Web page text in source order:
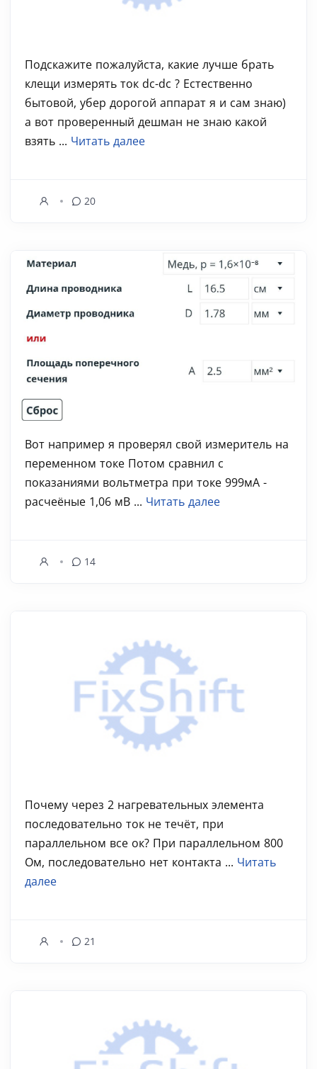
Подскажите пожалуйста, какие лучше брать
клещи измерять ток dc-dc ? Естественно
бытовой, убер дорогой аппарат я и сам знаю)
а вот проверенный дешман не знаю какой
взять ... Читать далее
20
Вот например я проверял свой измеритель на
переменном токе Потом сравнил с
показаниями вольтметра при токе 999мА -
расчеёные 1,06 мВ ... Читать далее
14
Почему через 2 нагревательных элемента
последовательно ток не течёт, при
параллельном все ок? При параллельном 800
Ом, последовательно нет контакта ... Читать
далее
21